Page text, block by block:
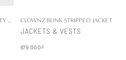
CLOWNZ BLINK STRIPPED JACKET
JACKETS & VESTS
679.000₫